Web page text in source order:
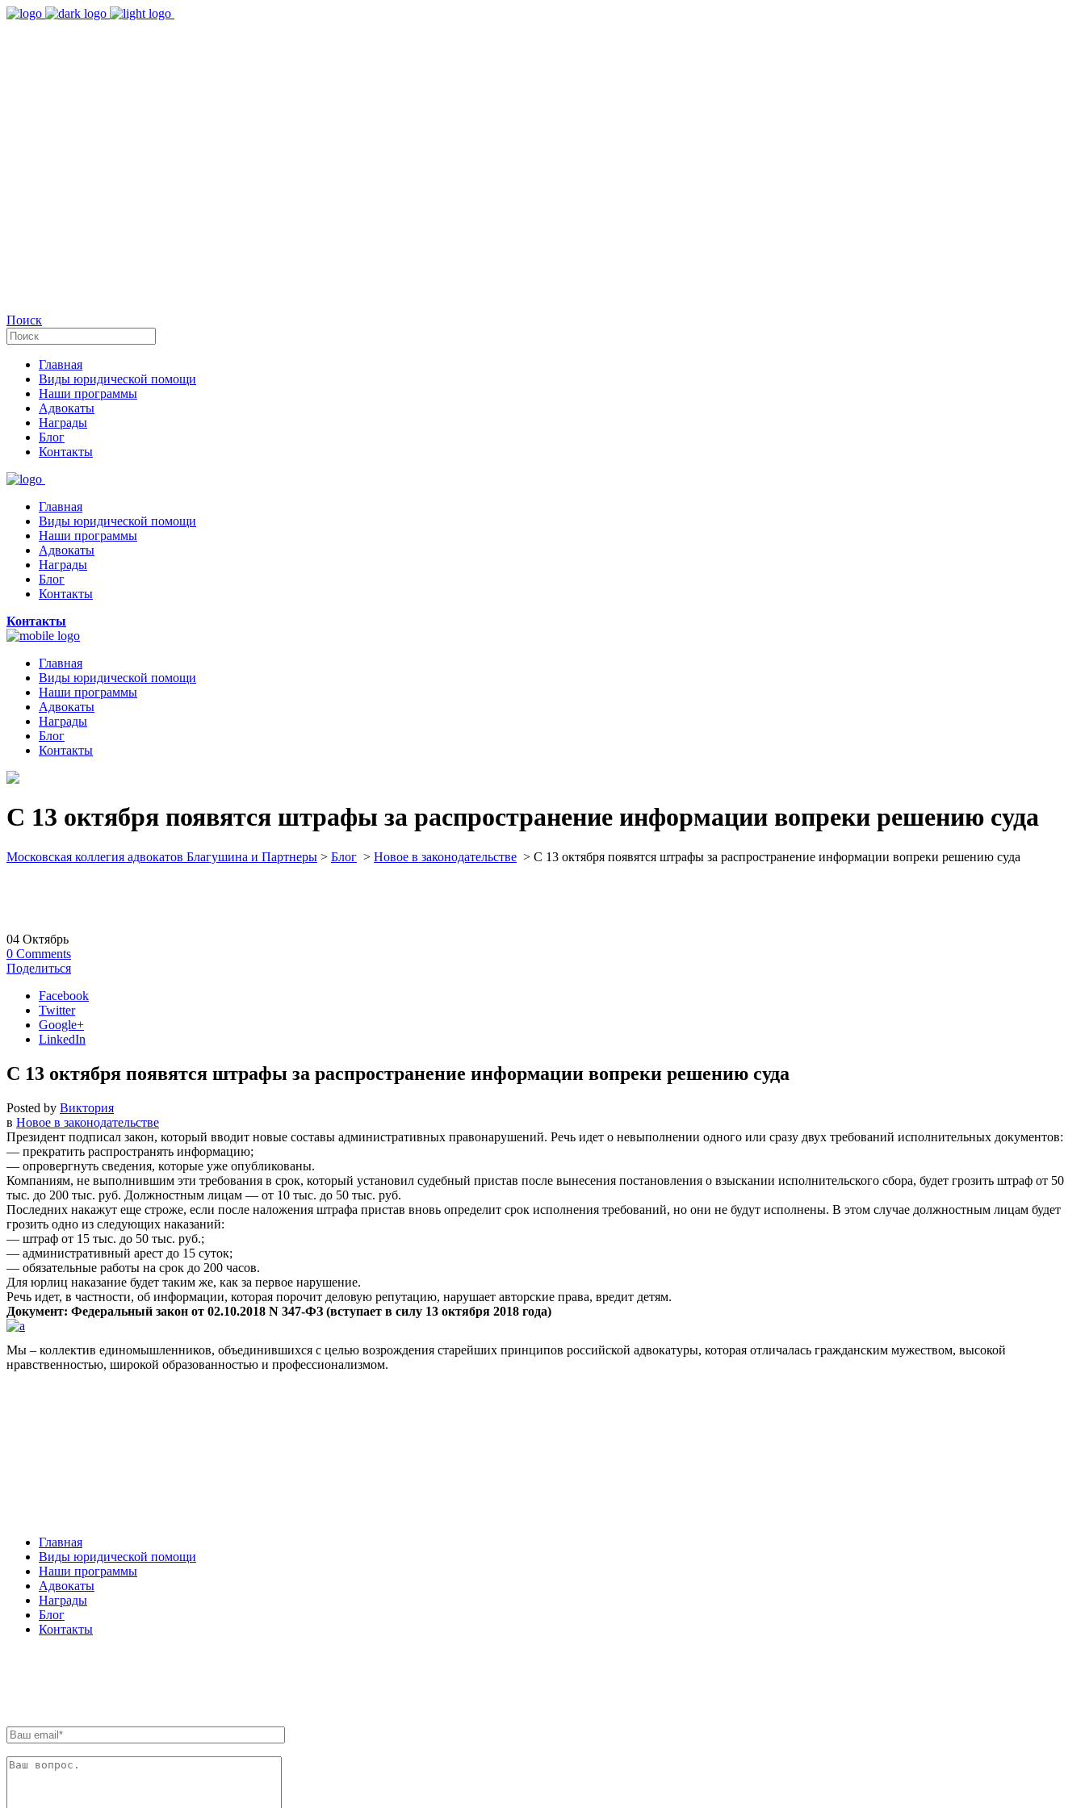
Поиск
Главная
Виды юридической помощи
Наши программы
Адвокаты
Награды
Блог
Контакты
Главная
Виды юридической помощи
Наши программы
Адвокаты
Награды
Блог
Контакты
Контакты
Главная
Виды юридической помощи
Наши программы
Адвокаты
Награды
Блог
Контакты
С 13 октября появятся штрафы за распространение информации вопреки решению суда
Московская коллегия адвокатов Благушина и Партнеры > Блог > Новое в законодательстве > С 13 октября появятся штрафы за распространение информации вопреки решению суда
04 Октябрь
0 Comments
Поделиться
Facebook
Twitter
Google+
LinkedIn
С 13 октября появятся штрафы за распространение информации вопреки решению суда
Posted by Виктория
в Новое в законодательстве
Президент подписал закон, который вводит новые составы административных правонарушений. Речь идет о невыполнении одного или сразу двух требований исполнительных документов:
— прекратить распространять информацию;
— опровергнуть сведения, которые уже опубликованы.
Компаниям, не выполнившим эти требования в срок, который установил судебный пристав после вынесения постановления о взыскании исполнительского сбора, будет грозить штраф от 50
тыс. до 200 тыс. руб. Должностным лицам — от 10 тыс. до 50 тыс. руб.
Последних накажут еще строже, если после наложения штрафа пристав вновь определит срок исполнения требований, но они не будут исполнены. В этом случае должностным лицам будет
грозить одно из следующих наказаний:
— штраф от 15 тыс. до 50 тыс. руб.;
— административный арест до 15 суток;
— обязательные работы на срок до 200 часов.
Для юрлиц наказание будет таким же, как за первое нарушение.
Речь идет, в частности, об информации, которая порочит деловую репутацию, нарушает авторские права, вредит детям.
Документ: Федеральный закон от 02.10.2018 N 347-ФЗ (вступает в силу 13 октября 2018 года)
Мы – коллектив единомышленников, объединившихся с целью возрождения старейших принципов российской адвокатуры, которая отличалась гражданским мужеством, высокой
нравственностью, широкой образованностью и профессионализмом.
Главная
Виды юридической помощи
Наши программы
Адвокаты
Награды
Блог
Контакты